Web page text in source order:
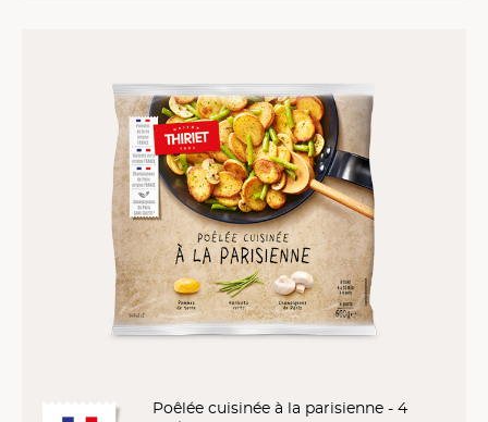
Poêlée cuisinée à la parisienne - 4